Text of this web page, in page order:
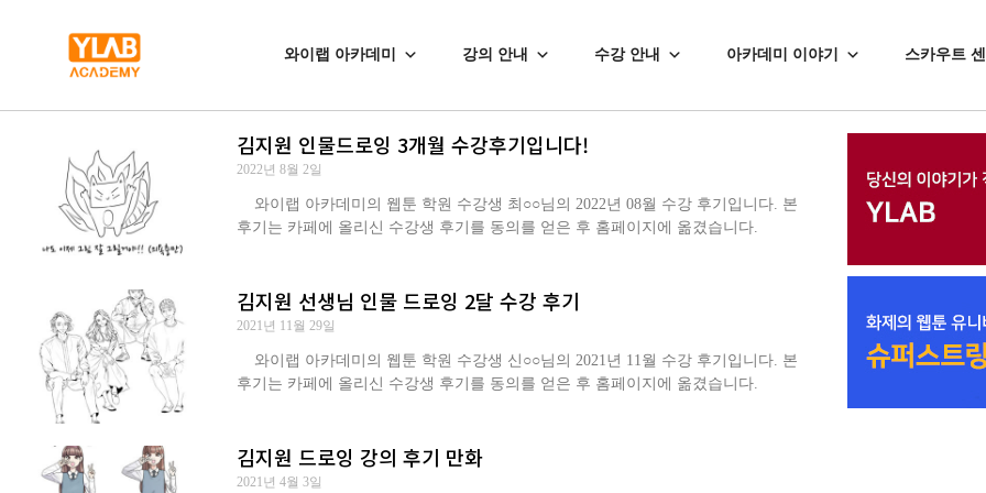
와이랩 아카데미 강의 안내 수강 안내 아카데미 이야기 스카우트
김지원 인물드로잉 3개월 수강후기입니다!
2022년 8월 2일
와이랩 아카데미의 웹툰 학원 수강생 최○○님의 2022년 08월 수강 후기입니다. 본
후기는 카페에 올리신 수강생 후기를 동의를 얻은 후 홈페이지에 옮겼습니다.
김지원 선생님 인물 드로잉 2달 수강 후기
2021년 11월 29일
와이랩 아카데미의 웹툰 학원 수강생 신○○님의 2021년 11월 수강 후기입니다. 본
후기는 카페에 올리신 수강생 후기를 동의를 얻은 후 홈페이지에 옮겼습니다.
김지원 드로잉 강의 후기 만화
2021년 4월 3일